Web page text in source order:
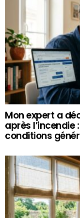
Mon expert a
après l’incendie
conditions